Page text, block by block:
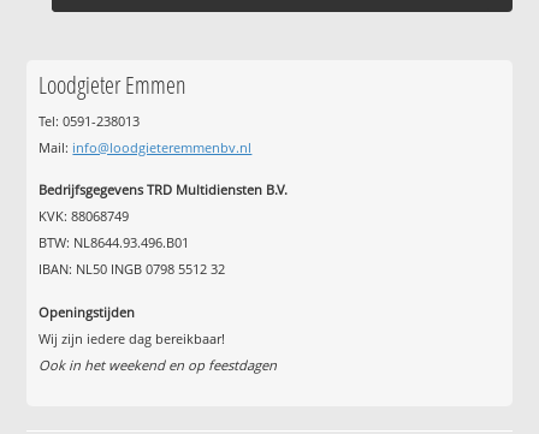
Loodgieter Emmen
Tel: 0591-238013
Mail: info@loodgieteremmenbv.nl
Bedrijfsgegevens TRD Multidiensten B.V.
KVK: 88068749
BTW: NL8644.93.496.B01
IBAN: NL50 INGB 0798 5512 32
Openingstijden
Wij zijn iedere dag bereikbaar!
Ook in het weekend en op feestdagen